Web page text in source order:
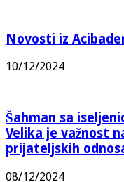
Novosti iz
10/12/2024
Šahman sa
Velika je važnost
prijateljskih
08/12/2024